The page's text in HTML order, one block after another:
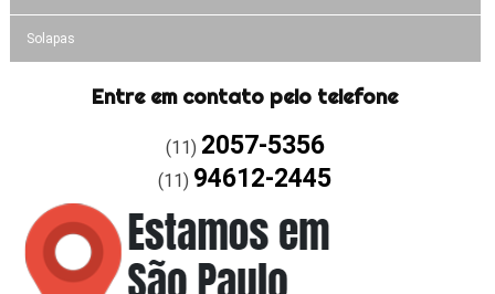
Solapas
Entre em contato pelo telefone
(11) 2057-5356
(11) 94612-2445